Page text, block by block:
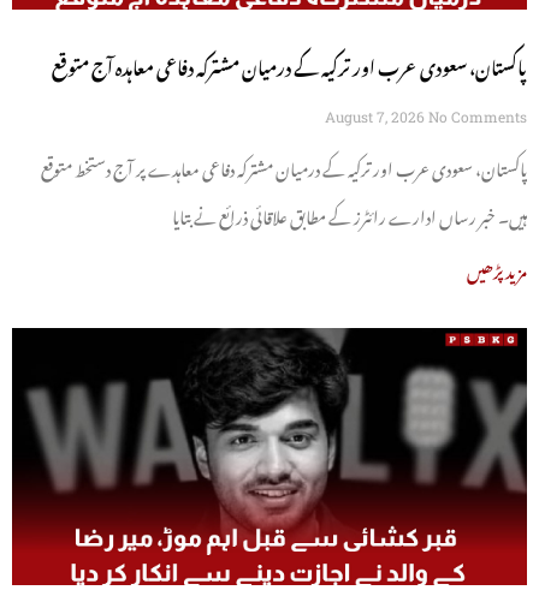
پاکستان، سعودی عرب اور ترکیہ کے درمیان مشترکہ دفاعی معاہدہ آج متوقع
August 7, 2026 No Comments
پاکستان، سعودی عرب اور ترکیہ کے درمیان مشترکہ دفاعی معاہدے پر آج دستخط متوقع
ہیں۔ خبر رساں ادارے رائٹرز کے مطابق علاقائی ذرائع نے بتایا
مزید پڑھیں